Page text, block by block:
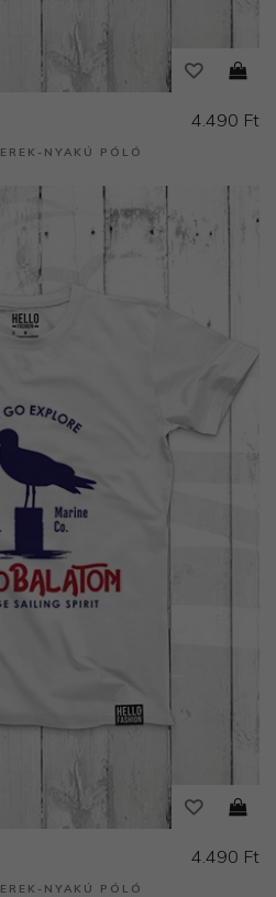
NYAKÚ PÓLÓ
4.490 Ft
NYAKÚ PÓLÓ
4.490 Ft